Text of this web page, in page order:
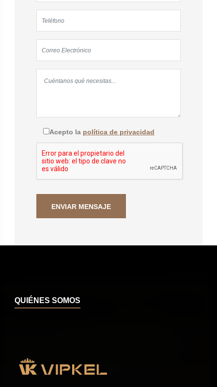
Acepto la política de privacidad
QUIÉNES SOMOS